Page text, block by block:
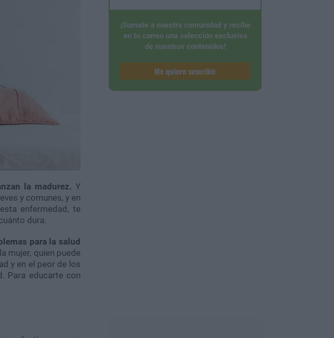
la madurez. Y
y comunes, y en
enfermedad, te
dura.
para la salud
mujer, quien puede
y en el peor de los
Para educarte con
¡Sumate a nuestra comunidad y recibe
en tu correo una selección exclusiva
de nuestros contenidos!
Me quiero suscribir